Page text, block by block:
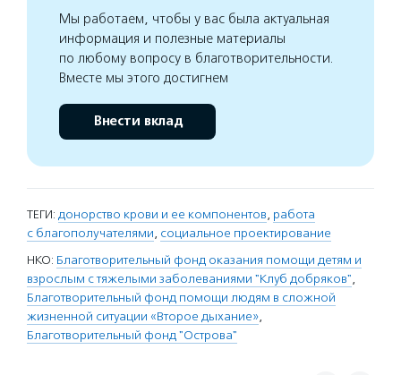
Мы работаем, чтобы у вас была актуальная
информация и полезные материалы
по любому вопросу в благотворительности.
Вместе мы этого достигнем
Внести вклад
ТЕГИ: донорство крови и ее компонентов, работа
с благополучателями, социальное проектирование
НКО: Благотворительный фонд оказания помощи детям и
взрослым с тяжелыми заболеваниями "Клуб добряков",
Благотворительный фонд помощи людям в сложной
жизненной ситуации «Второе дыхание»,
Благотворительный фонд "Острова"